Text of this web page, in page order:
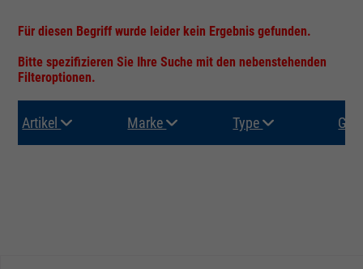
Für diesen Begriff wurde leider kein Ergebnis gefunden.
Bitte spezifizieren Sie Ihre Suche mit den nebenstehenden
Filteroptionen.
Artikel Marke Type